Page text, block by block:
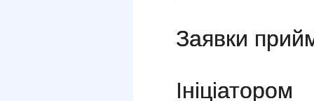
Заявки